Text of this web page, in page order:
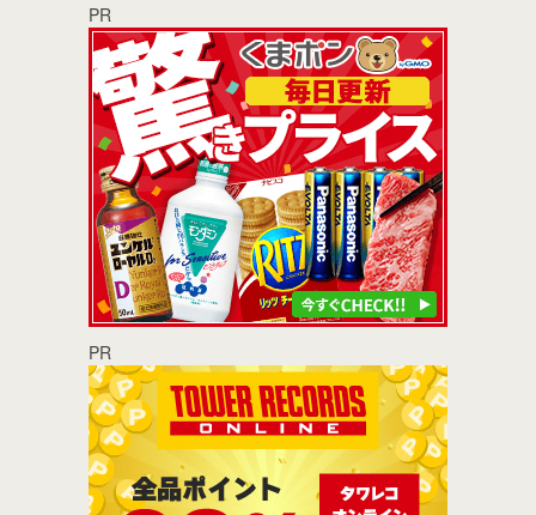
PR
PR